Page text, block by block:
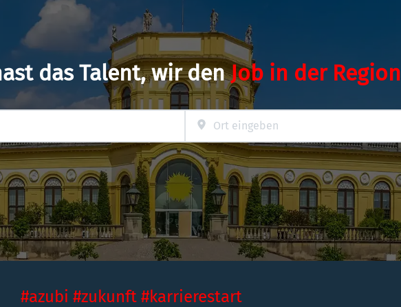
das Talent, wir denJob in der Region
#azubi #zukunft #karrierestart